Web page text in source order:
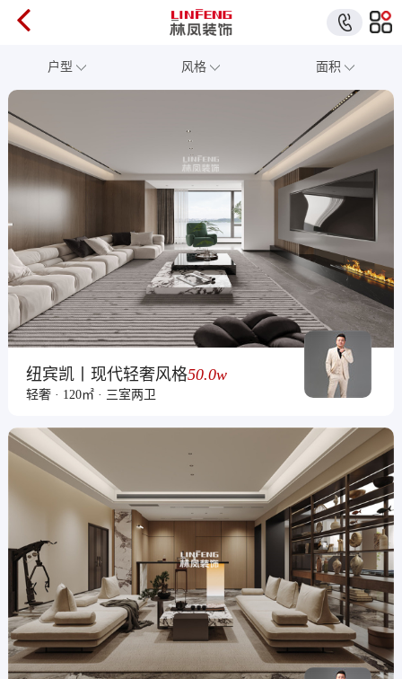
户型 风格 面积
纽宾凯丨现代轻奢风格50.0w
轻奢 · 120㎡ · 三室两卫